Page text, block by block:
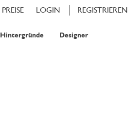
LOGIN REGISTRIEREN
PREISE
Hintergründe Designer